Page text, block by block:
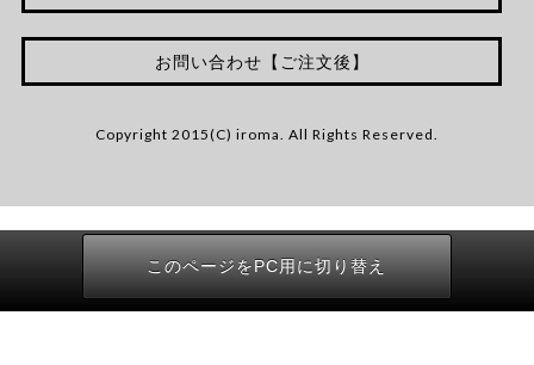
お問い合わせ【ご注文後】
Copyright 2015(C) iroma. All Rights Reserved.
このページをPC用に切り替え